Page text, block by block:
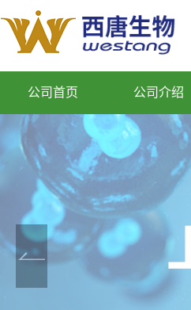
公司首页 公司介绍